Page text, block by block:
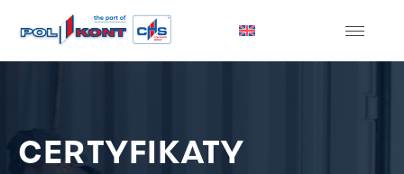
CERTYFIKATY